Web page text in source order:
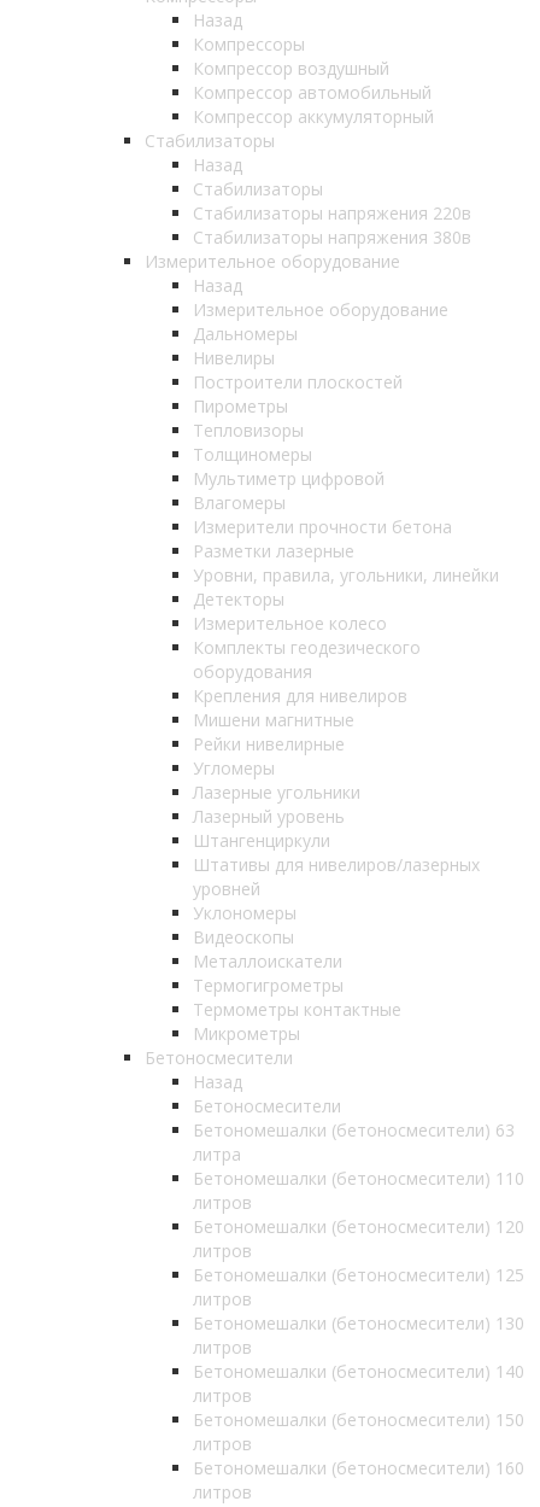
Назад
Компрессоры
Компрессор воздушный
Компрессор автомобильный
Компрессор аккумуляторный
Стабилизаторы
Назад
Стабилизаторы
Стабилизаторы напряжения 220в
Стабилизаторы напряжения 380в
Измерительное оборудование
Назад
Измерительное оборудование
Дальномеры
Нивелиры
Построители плоскостей
Пирометры
Тепловизоры
Толщиномеры
Мультиметр цифровой
Влагомеры
Измерители прочности бетона
Разметки лазерные
Уровни, правила, угольники, линейки
Детекторы
Измерительное колесо
Комплекты геодезического
оборудования
Крепления для нивелиров
Мишени магнитные
Рейки нивелирные
Угломеры
Лазерные угольники
Лазерный уровень
Штангенциркули
Штативы для нивелиров/лазерных
уровней
Уклономеры
Видеоскопы
Металлоискатели
Термогигрометры
Термометры контактные
Микрометры
Бетоносмесители
Назад
Бетоносмесители
Бетономешалки (бетоносмесители) 63
литра
Бетономешалки (бетоносмесители) 110
литров
Бетономешалки (бетоносмесители) 120
литров
Бетономешалки (бетоносмесители) 125
литров
Бетономешалки (бетоносмесители) 130
литров
Бетономешалки (бетоносмесители) 140
литров
Бетономешалки (бетоносмесители) 150
литров
Бетономешалки (бетоносмесители) 160
литров